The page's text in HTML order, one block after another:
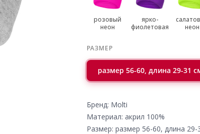
розовый
неон
ярко-
фиолетовая
неон
РАЗМЕР
размер 56-60, длина 29-31
Бренд: Molti
Материал: акрил 100%
Размер: размер 56-60, длина